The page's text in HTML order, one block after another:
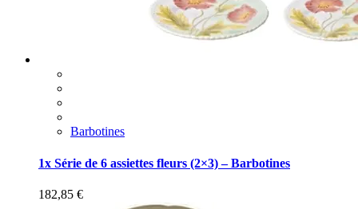
Barbotines
1x Série de 6 assiettes fleurs (2×3) – Barbotines
182,85 €